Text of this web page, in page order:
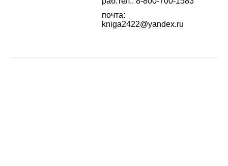
почта:
kniga2422@yandex.ru